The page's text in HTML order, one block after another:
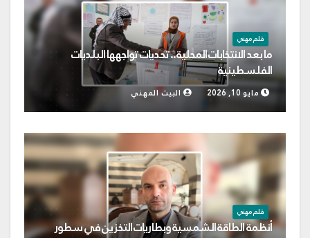
قلم مهني
ما بعد الانتخابات المحلية.. تحديات تواجهها البلديات
الفلسطينية
مايو 10, 2026 البيت المهني
قلم مهني
أنظمة الطاقة الشمسية وبطاريات التخزين في سطور